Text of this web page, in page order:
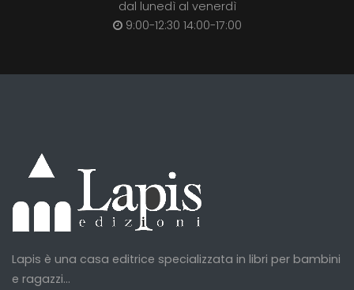
dal lunedì al venerdì
9:00-12:30 14:00-17:00
Lapis è una casa editrice specializzata in libri per bambini
e ragazzi...